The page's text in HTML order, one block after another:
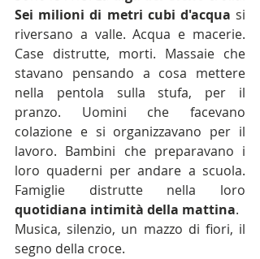
Sei milioni di metri cubi d'acqua si
riversano a valle. Acqua e macerie.
Case distrutte, morti. Massaie che
stavano pensando a cosa mettere
nella pentola sulla stufa, per il
pranzo. Uomini che facevano
colazione e si organizzavano per il
lavoro. Bambini che preparavano i
loro quaderni per andare a scuola.
quotidiana intimità della mattina.
Musica, silenzio, un mazzo di fiori, il
segno della croce.